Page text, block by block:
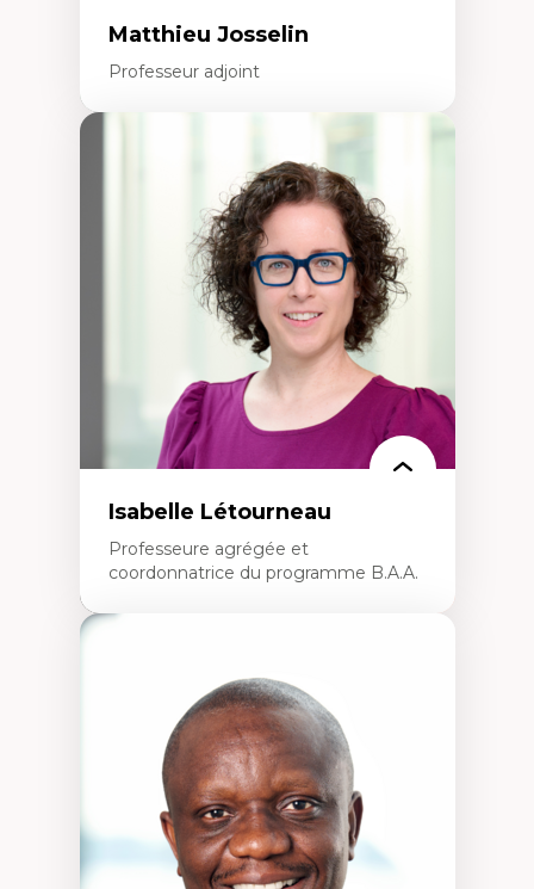
Matthieu Josselin
Professeur adjoint
Ethnographie critique des environnements
d’apprentissage des étudiant.e.s
Approche transdisciplinaire des
compétences socioaffectives et
interculturelles
Didactique des langues secondes et
compétence pragmatique
Andragogie
Méthodologies de recherche qualitative
Isabelle Létourneau
Professeure agrégée et
coordonnatrice du programme B.A.A.
Conciliation travail-vie personnelle
Gestion des ressources humaines
(attraction et fidélisation de la main-
d’œuvre)
Responsabilité sociale des organisations
Interventions organisationnelles
Comportement organisationnel
(mobilisation au travail)
Recherche qualitative
Éthique des affaires